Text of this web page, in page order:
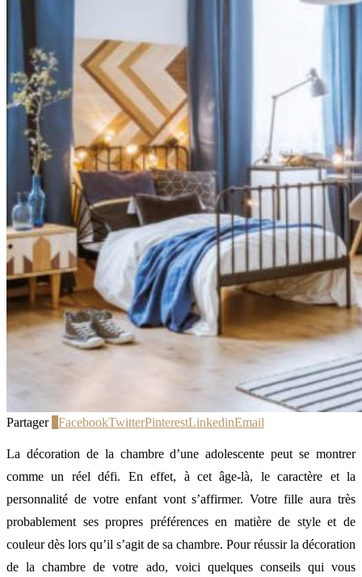
Partager FacebookTwitterPinterestLinkedinEmail
La décoration de la chambre d’une adolescente peut se montrer
comme un réel défi. En effet, à cet âge-là, le caractère et la
personnalité de votre enfant vont s’affirmer. Votre fille aura très
probablement ses propres préférences en matière de style et de
couleur dès lors qu’il s’agit de sa chambre. Pour réussir la décoration
de la chambre de votre ado, voici quelques conseils qui vous